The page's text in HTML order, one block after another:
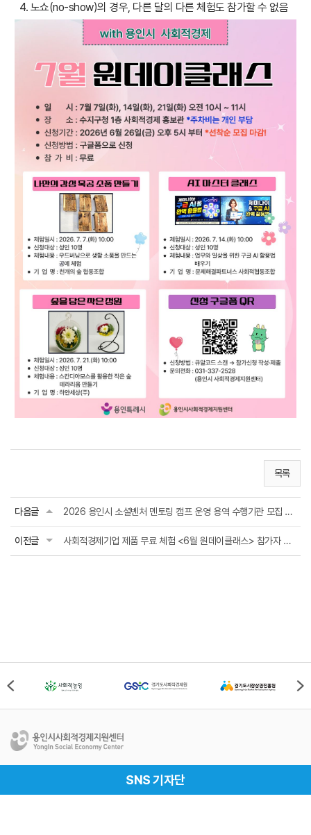
4. 노쇼(no-show)의 경우, 다른 달의 다른 체험도 참가할 수 없음
목록
다음글 2026 용인시 소셜벤처 멘토링 캠프 운영 용역 수행기관 모집 공고
이전글 사회적경제기업 제품 무료 체험 <6월 원데이클래스> 참가자 모집(5. 29.(금) 오후 5시...
SNS 기자단
경기도 용인시 처인구 중부대로 1161번길 69-1, 용인시
사회적경제지원센터(17019)